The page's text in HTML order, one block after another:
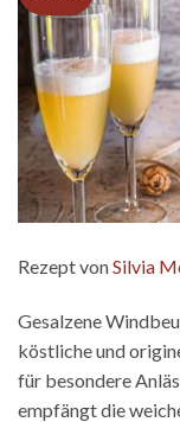
Rezept vonSilvia
Gesalzene
köstliche und
für besondere
empfängt die